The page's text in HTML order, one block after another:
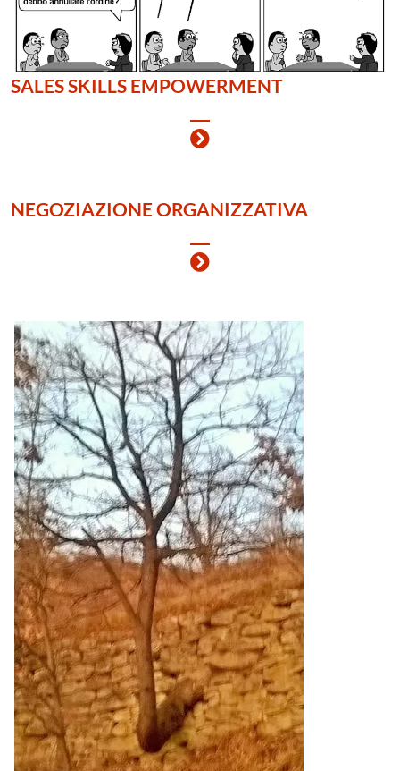
SALES SKILLS EMPOWERMENT
NEGOZIAZIONE ORGANIZZATIVA